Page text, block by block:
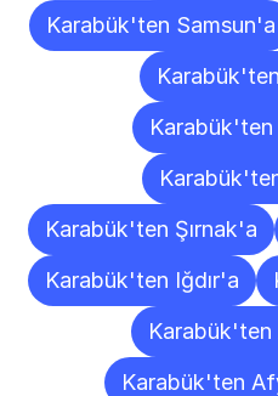
Karabük'ten Samsun'a
Karabük'ten
Karabük'ten Şırnak'a
Karabük'ten Iğdır'a
Karabük'ten
Karabük'ten